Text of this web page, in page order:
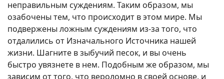
неправильным суждениям. Таким образом, мы
озабочены тем, что происходит в этом мире. Мы
подвержены ложным суждениям из-за того, что
отдалились от Изначального Источника нашей
жизни. Шагните в зыбучий песок, и вы очень
быстро увязнете в нем. Подобным же образом, мы
зависим от того, что вероломно в своей основе, и